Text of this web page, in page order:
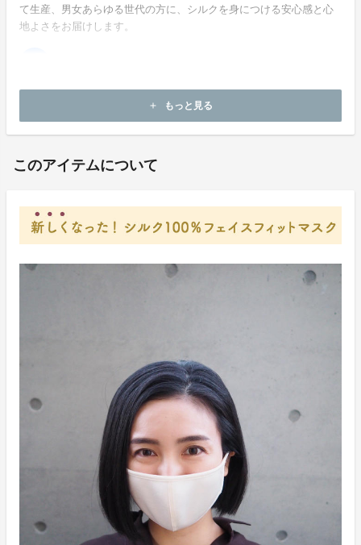
て生産、男女あらゆる世代の方に、シルクを身につける安心感と心
地よさをお届けします。
add もっと見る
このアイテムについて